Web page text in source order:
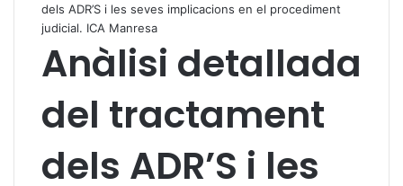
dels ADR’S i les seves implicacions en el procediment
judicial. ICA Manresa
Anàlisi detallada
del tractament
dels ADR’S i les